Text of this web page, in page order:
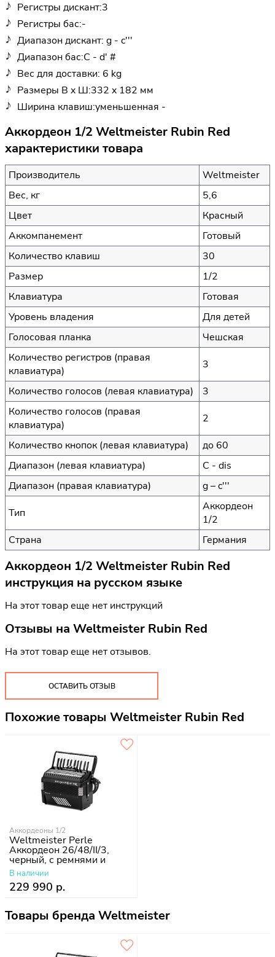
Регистры дискант:3
Регистры бас:-
Диапазон дискант: g - c'''
Диапазон бас:C - d' #
Вес для доставки: 6 kg
Размеры В x Ш:332 x 182 мм
Ширина клавиш:уменьшенная -
Аккордеон 1/2 Weltmeister Rubin Red
характеристики товара
Производитель
Weltmeister
Вес, кг
5,6
Цвет
Красный
Аккомпанемент
Готовый
Количество клавиш
30
Размер
1/2
Клавиатура
Готовая
Уровень владения
Для детей
Голосовая планка
Чешская
Количество регистров (правая
клавиатура)
3
Количество голосов (левая клавиатура)
3
Количество голосов (правая
клавиатура)
2
Количество кнопок (левая клавиатура)
до 60
Диапазон (левая клавиатура)
C - dis
Диапазон (правая клавиатура)
g – c'''
Тип
Аккордеон
1/2
Страна
Германия
Аккордеон 1/2 Weltmeister Rubin Red
инструкция на русском языке
На этот товар еще нет инструкций
Отзывы на Weltmeister Rubin Red
На этот товар еще нет отзывов.
ОСТАВИТЬ ОТЗЫВ
Похожие товары Weltmeister Rubin Red
Аккордеоны 1/2
Weltmeister Perle
Аккордеон 26/48/II/3,
черный, с ремнями и
чехлом
В наличии
229 990 р.
Товары бренда Weltmeister